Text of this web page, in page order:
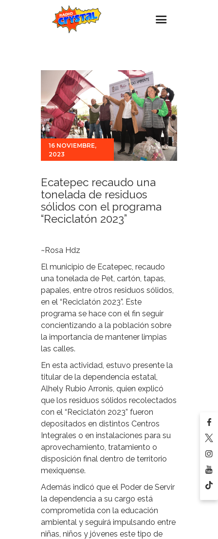
Estaciones
Eventos
Promociones
Noticias
Para ti
Contacto
16 NOVIEMBRE,
2023
Ecatepec recaudo una
tonelada de residuos
sólidos con el programa
“Reciclatón 2023”
~Rosa Hdz
El municipio de Ecatepec, recaudo
una tonelada de Pet, cartón, tapas,
papales, entre otros residuos sólidos,
en el “Reciclatón 2023”. Este
programa se hace con el fin seguir
concientizando a la población sobre
la importancia de mantener limpias
las calles.
En esta actividad, estuvo presente la
titular de la dependencia estatal,
Alhely Rubio Arronis, quien explicó
que los residuos sólidos recolectados
con el “Reciclatón 2023” fueron
depositados en distintos Centros
Integrales o en instalaciones para su
aprovechamiento, tratamiento o
disposición final dentro de territorio
mexiquense.
Además indicó que el Poder de Servir
la dependencia a su cargo está
comprometida con la educación
ambiental y seguirá impulsando entre
niñas, niños y jóvenes este tipo de